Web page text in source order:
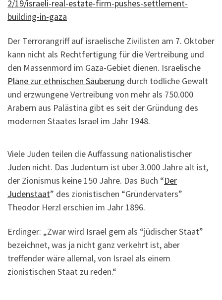
2/19/israeli-real-estate-firm-pushes-settlement-
building-in-gaza
Der Terrorangriff auf israelische Zivilisten am 7. Oktober
kann nicht als Rechtfertigung für die Vertreibung und
den Massenmord im Gaza-Gebiet dienen. Israelische
Pläne zur ethnischen Säuberung durch tödliche Gewalt
und erzwungene Vertreibung von mehr als 750.000
Arabern aus Palästina gibt es seit der Gründung des
modernen Staates Israel im Jahr 1948.
Viele Juden teilen die Auffassung nationalistischer
Juden nicht. Das Judentum ist über 3.000 Jahre alt ist,
der Zionismus keine 150 Jahre. Das Buch “Der
Judenstaat” des zionistischen “Gründervaters”
Theodor Herzl erschien im Jahr 1896.
Erdinger: „Zwar wird Israel gern als “jüdischer Staat”
bezeichnet, was ja nicht ganz verkehrt ist, aber
treffender wäre allemal, von Israel als einem
zionistischen Staat zu reden.“